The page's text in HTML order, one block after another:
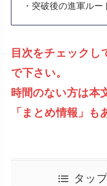
・突破後の進軍ル
目次をチェックし
で下さい。
時間のない方は本
「まとめ情報」も
タッ